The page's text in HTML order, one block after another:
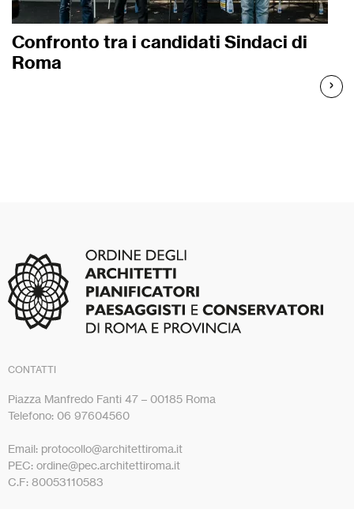
Confronto tra i candidati Sindaci di
Roma
CONTATTI
Piazza Manfredo Fanti 47 – 00185 Roma
Telefono: 06 97604560
Email: protocollo@architettiroma.it
PEC: ordine@pec.architettiroma.it
C.F: 80053110583